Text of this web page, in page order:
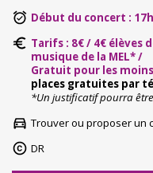
Début du concert :
Tarifs : 8€ / 4€ élèves
musique de la MEL* /
Gratuit pour les
places gratuites par
*Un justificatif pourra
Trouver ou proposer un
DR